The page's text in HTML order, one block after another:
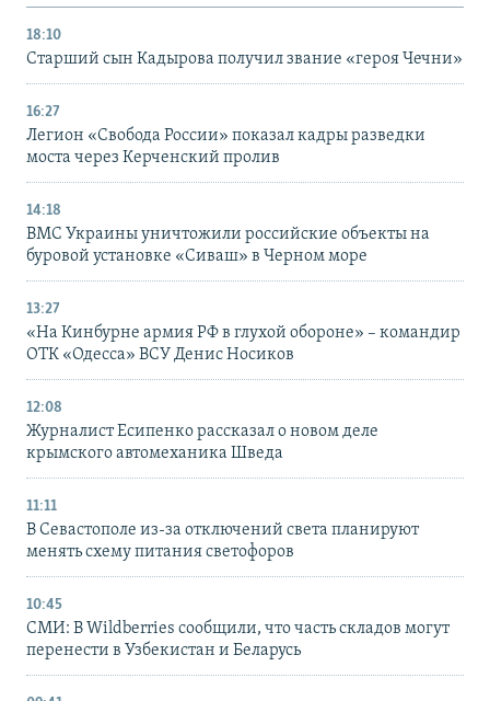
18:10
Старший сын Кадырова получил звание «героя Чечни»
16:27
Легион «Свобода России» показал кадры разведки
моста через Керченский пролив
14:18
ВМС Украины уничтожили российские объекты на
буровой установке «Сиваш» в Черном море
13:27
«На Кинбурне армия РФ в глухой обороне» – командир
ОТК «Одесса» ВСУ Денис Носиков
12:08
Журналист Есипенко рассказал о новом деле
крымского автомеханика Шведа
11:11
В Севастополе из-за отключений света планируют
менять схему питания светофоров
10:45
СМИ: В Wildberries сообщили, что часть складов могут
перенести в Узбекистан и Беларусь